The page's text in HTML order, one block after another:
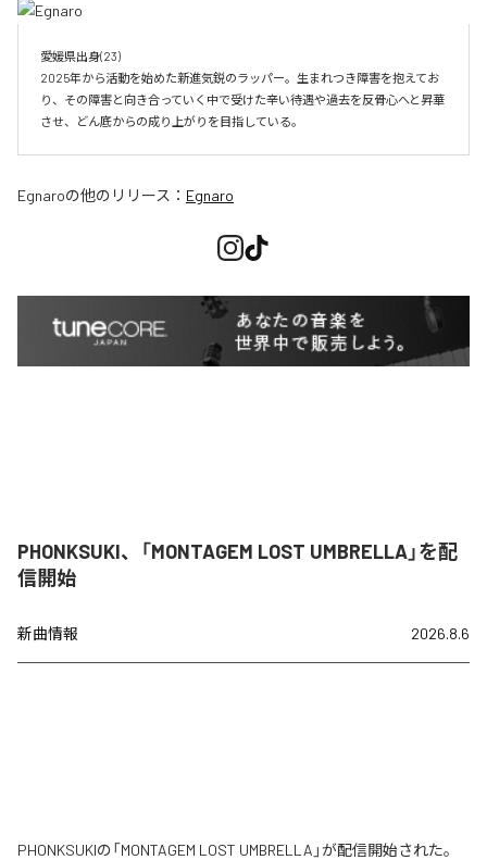
愛媛県出身(23)
2025年から活動を始めた新進気鋭のラッパー。生まれつき障害を抱えてお
り、その障害と向き合っていく中で受けた辛い待遇や過去を反骨心へと昇華
させ、どん底からの成り上がりを目指している。
Egnaroの他のリリース： Egnaro
PHONKSUKI、「MONTAGEM LOST UMBRELLA」を配
信開始
新曲情報 2026.8.6
PHONKSUKIの「MONTAGEM LOST UMBRELLA」が配信開始された。